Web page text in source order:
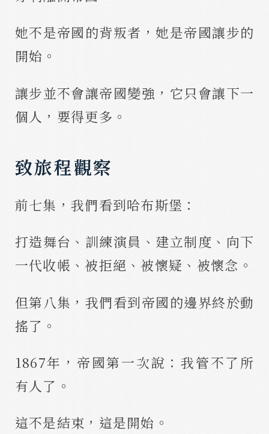
她不是帝國的背叛者，她是帝國讓步的
開始。
讓步並不會讓帝國變強，它只會讓下一
個人，要得更多。
致旅程觀察
前七集，我們看到哈布斯堡：
打造舞台、訓練演員、建立制度、向下
一代收帳、被拒絕、被懷疑、被懷念。
但第八集，我們看到帝國的邊界終於動
搖了。
1867年，帝國第一次說：我管不了所
有人了。
這不是結束，這是開始。